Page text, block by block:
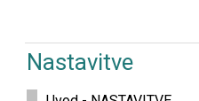
Nastavitve